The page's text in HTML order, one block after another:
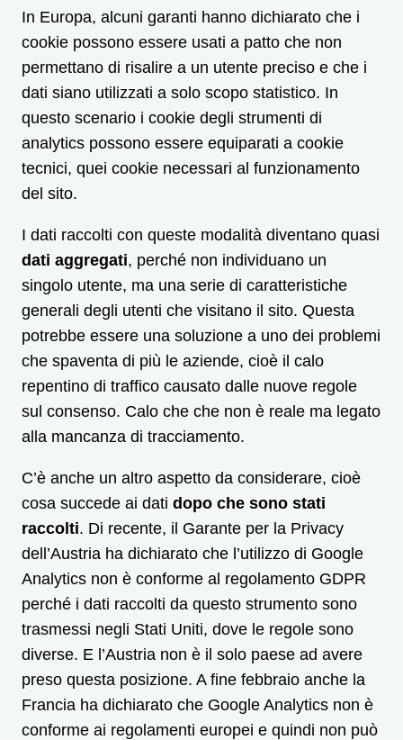
In Europa, alcuni garanti hanno dichiarato che i
cookie possono essere usati a patto che non
permettano di risalire a un utente preciso e che i
dati siano utilizzati a solo scopo statistico. In
questo scenario i cookie degli strumenti di
analytics possono essere equiparati a cookie
tecnici, quei cookie necessari al funzionamento
del sito.
I dati raccolti con queste modalità diventano quasi
dati aggregati, perché non individuano un
singolo utente, ma una serie di caratteristiche
generali degli utenti che visitano il sito. Questa
potrebbe essere una soluzione a uno dei problemi
che spaventa di più le aziende, cioè il calo
repentino di traffico causato dalle nuove regole
sul consenso. Calo che che non è reale ma legato
alla mancanza di tracciamento.
C’è anche un altro aspetto da considerare, cioè
cosa succede ai dati dopo che sono stati
raccolti. Di recente, il Garante per la Privacy
dell’Austria ha dichiarato che l’utilizzo di Google
Analytics non è conforme al regolamento GDPR
perché i dati raccolti da questo strumento sono
trasmessi negli Stati Uniti, dove le regole sono
diverse. E l’Austria non è il solo paese ad avere
preso questa posizione. A fine febbraio anche la
Francia ha dichiarato che Google Analytics non è
conforme ai regolamenti europei e quindi non può